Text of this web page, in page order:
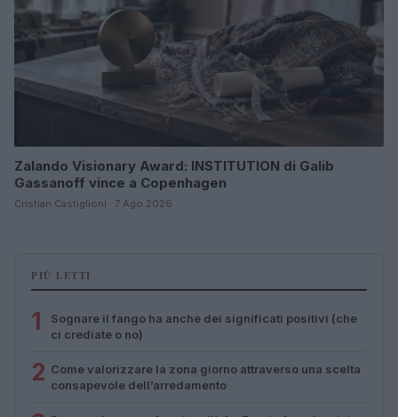
Zalando Visionary Award: INSTITUTION di Galib
Gassanoff vince a Copenhagen
Cristian Castiglioni · 7 Ago 2026
PIÙ LETTI
1
Sognare il fango ha anche dei significati positivi (che
ci crediate o no)
2 Come valorizzare la zona giorno attraverso una scelta
consapevole dell’arredamento